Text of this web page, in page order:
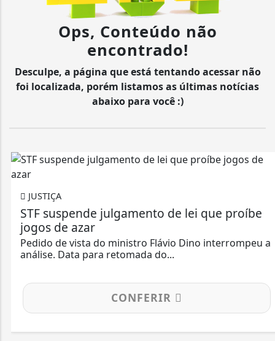
Ops, Conteúdo não
encontrado!
Desculpe, a página que está tentando acessar não
foi localizada, porém listamos as últimas notícias
abaixo para você :)
JUSTIÇA
STF suspende julgamento de lei que proíbe
jogos de azar
Pedido de vista do ministro Flávio Dino interrompeu a
análise. Data para retomada do...
CONFERIR